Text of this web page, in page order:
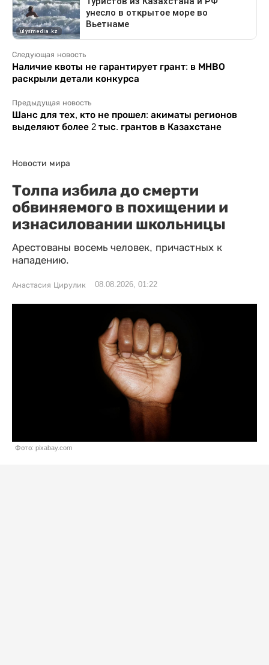
Следующая новость
Наличие квоты не гарантирует грант: в МНВО
раскрыли детали конкурса
Предыдущая новость
Шанс для тех, кто не прошел: акиматы регионов
выделяют более 2 тыс. грантов в Казахстане
Новости мира
Толпа избила до смерти
обвиняемого в похищении и
изнасиловании школьницы
Арестованы восемь человек, причастных к
нападению.
Анастасия Цирулик 08.08.2026, 01:22
Фото: pixabay.com